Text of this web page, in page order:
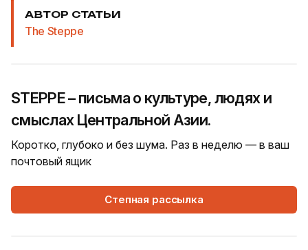
АВТОР СТАТЬИ
The Steppe
STEPPE – письма о культуре, людях и
смыслах Центральной Азии.
Коротко, глубоко и без шума. Раз в неделю — в ваш
почтовый ящик
Степная рассылка